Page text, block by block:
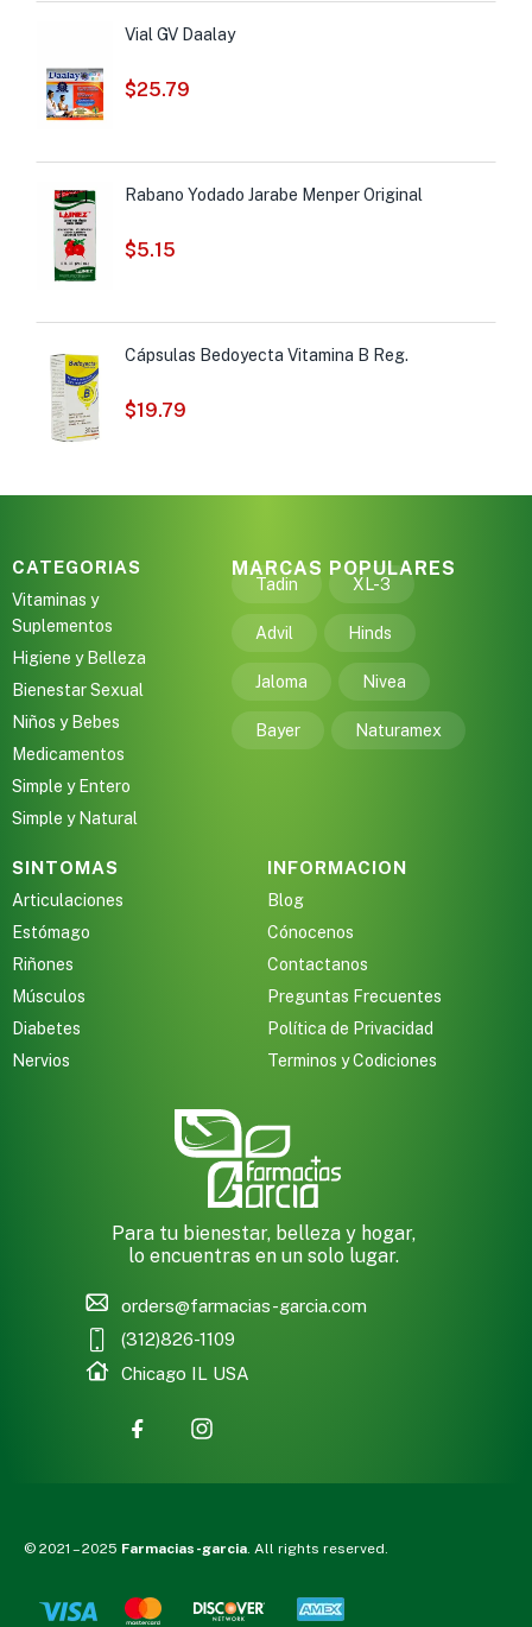
Vial GV Daalay
$25.79
Rabano Yodado Jarabe Menper Original
$5.15
Cápsulas Bedoyecta Vitamina B Reg.
$19.79
CATEGORIAS
Vitaminas y
Suplementos
Higiene y Belleza
Bienestar Sexual
Niños y Bebes
Medicamentos
Simple y Entero
Simple y Natural
MARCAS POPULARES
Tadin XL-3
Advil Hinds
Jaloma Nivea
Bayer Naturamex
SINTOMAS
Articulaciones
Estómago
Riñones
Músculos
Diabetes
Nervios
INFORMACION
Blog
Cónocenos
Contactanos
Preguntas Frecuentes
Política de Privacidad
Terminos y Codiciones
Para tu bienestar, belleza y hogar,
lo encuentras en un solo lugar.
orders@farmacias-garcia.com
(312)826-1109
Chicago IL USA
© 2021 – 2025 Farmacias-garcia. All rights reserved.